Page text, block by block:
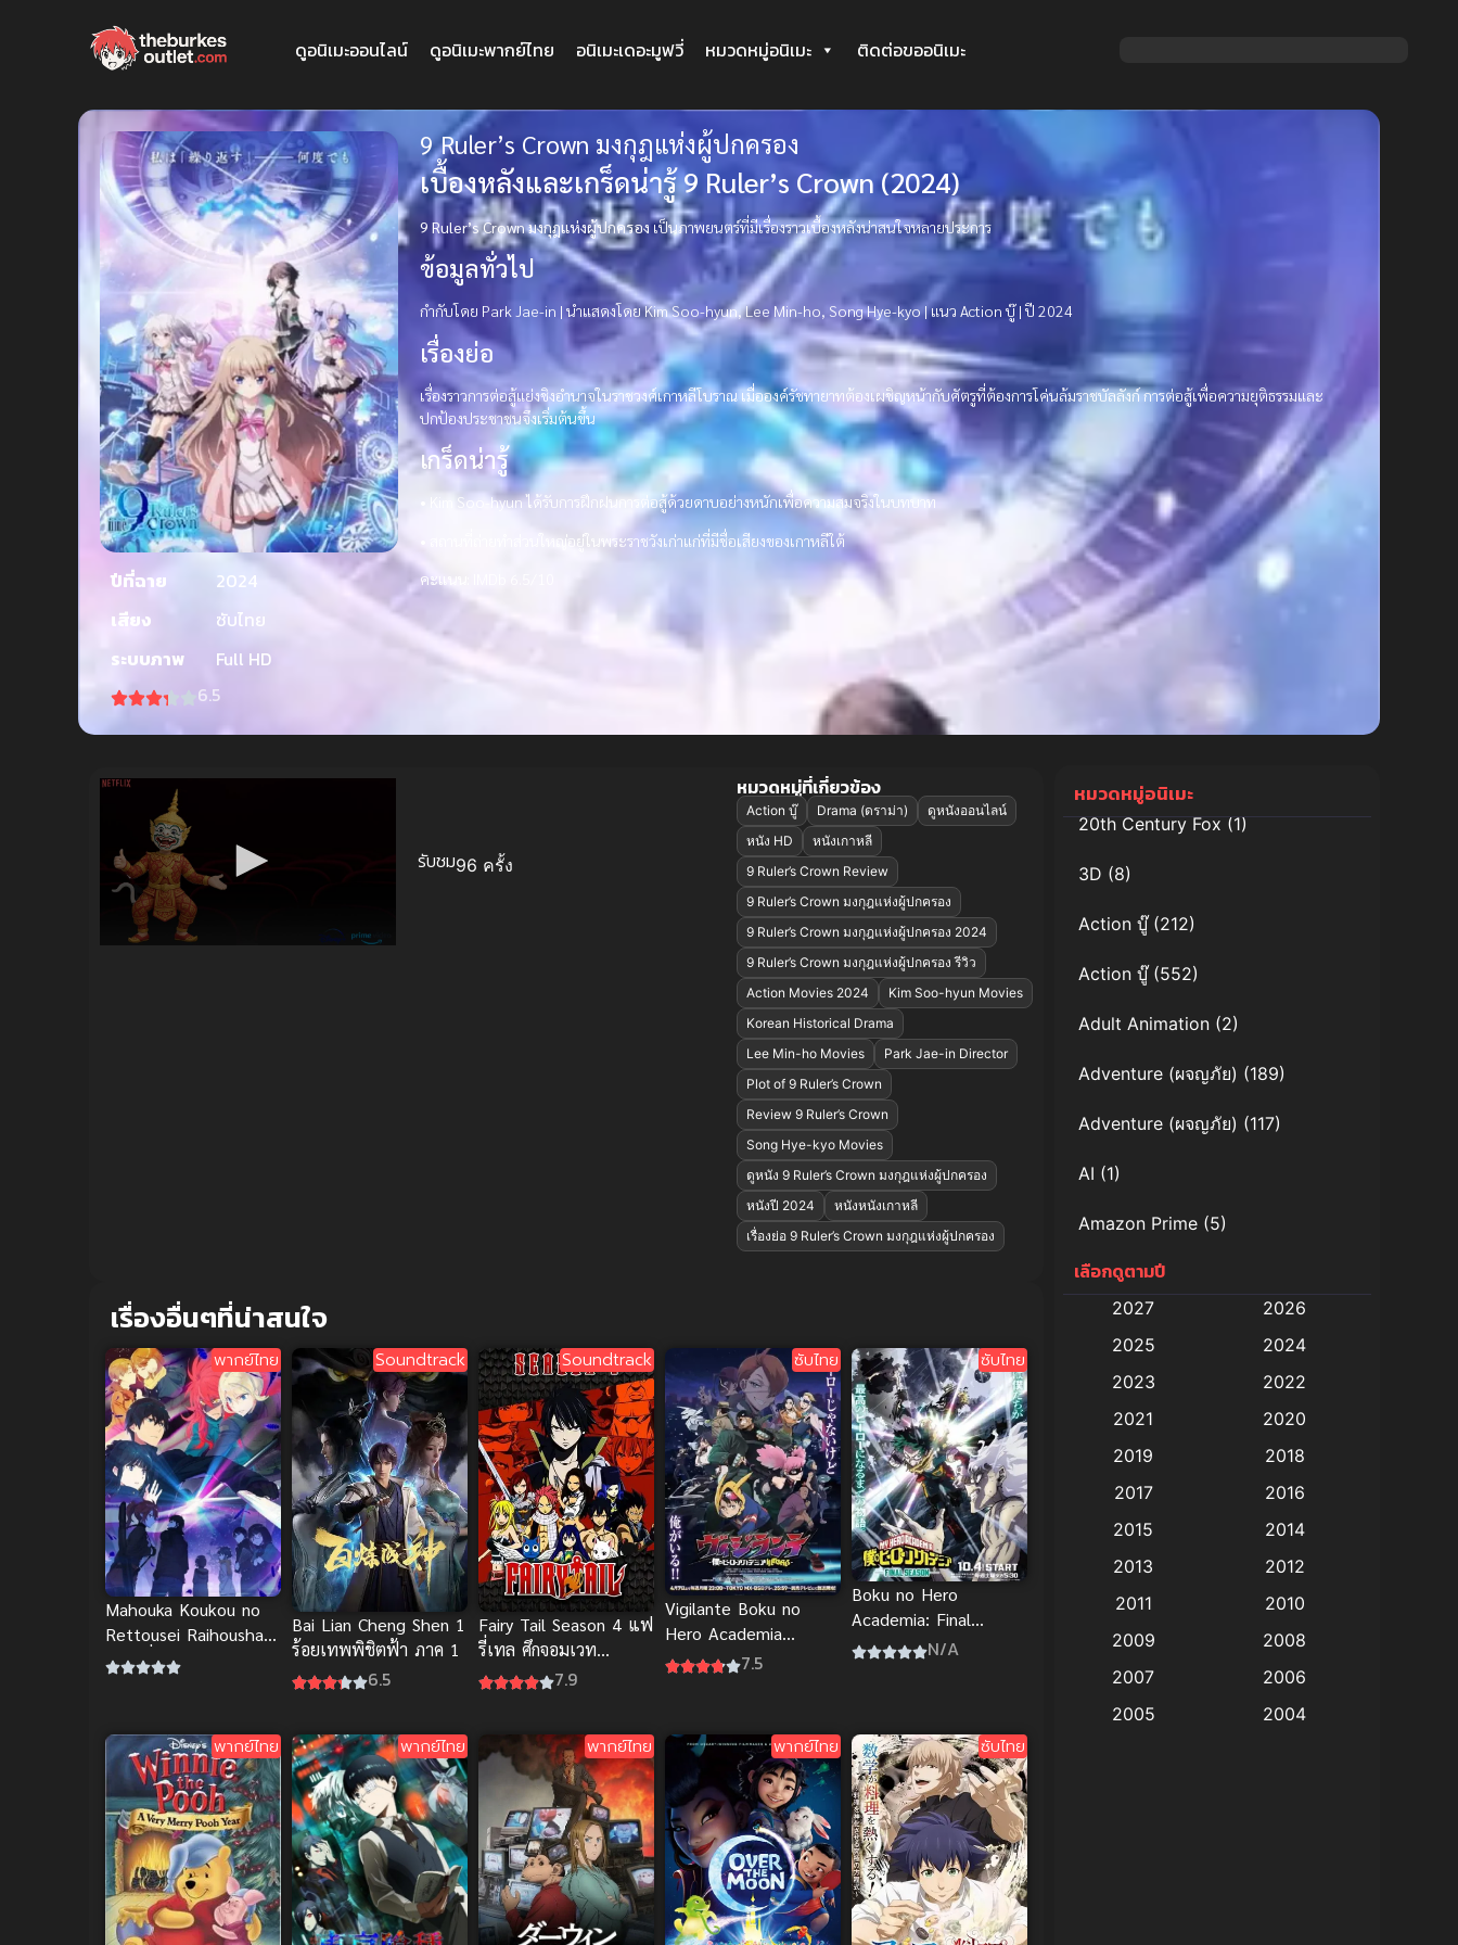
ดูอนิเมะออนไลน์ ดูอนิเมะพากย์ไทย อนิเมะเดอะมูฟวี่ หมวดหมู่อนิเมะ ติดต่อขออนิเมะ
ปีที่ฉาย
2024
เสียง
ซับไทย
ระบบภาพ
Full HD
6.5
9 Ruler’s Crown มงกุฎแห่งผู้ปกครอง
เบื้องหลังและเกร็ดน่ารู้ 9 Ruler’s Crown (2024)
9 Ruler’s Crown มงกุฎแห่งผู้ปกครองเป็นภาพยนตร์ที่มีเรื่องราวเบื้องหลังน่าสนใจหลายประการ
ข้อมูลทั่วไป
กำกับโดย Park Jae-in | นำแสดงโดย Kim Soo-hyun, Lee Min-ho, Song Hye-kyo | แนว Action บู๊ | ปี 2024
เรื่องย่อ
เรื่องราวการต่อสู้แย่งชิงอำนาจในราชวงศ์เกาหลีโบราณ เมื่อองค์รัชทายาทต้องเผชิญหน้ากับศัตรูที่ต้องการโค่นล้มราชบัลลังก์ การต่อสู้เพื่อความยุติธรรมและ
ปกป้องประชาชนจึงเริ่มต้นขึ้น
เกร็ดน่ารู้
• Kim Soo-hyun ได้รับการฝึกฝนการต่อสู้ด้วยดาบอย่างหนักเพื่อความสมจริงในบทบาท
• สถานที่ถ่ายทำส่วนใหญ่อยู่ในพระราชวังเก่าแก่ที่มีชื่อเสียงของเกาหลีใต้
คะแนน:
รับชม96 ครั้ง
หมวดหมู่ที่เกี่ยวข้อง
Action บู๊ Drama (ดราม่า)
ดูหนังออนไลน์
หนัง HD
หนังเกาหลี
9 Ruler’s Crown Review
9 Ruler’s Crown มงกุฎแห่งผู้ปกครอง
9 Ruler’s Crown มงกุฎแห่งผู้ปกครอง 2024
9 Ruler’s Crown มงกุฎแห่งผู้ปกครอง รีวิว
Action Movies 2024
Kim Soo-hyun Movies
Korean Historical Drama
Lee Min-ho Movies
Park Jae-in Director
Plot of 9 Ruler’s Crown
Review 9 Ruler’s Crown
Song Hye-kyo Movies
ดูหนัง 9 Ruler’s Crown มงกุฎแห่งผู้ปกครอง
หนังปี 2024
หนังหนังเกาหลี
เรื่องย่อ 9 Ruler’s Crown มงกุฎแห่งผู้ปกครอง
เรื่องอื่นๆที่น่าสนใจ
พากย์ไทย
Mahouka Koukou no
Rettousei Raihousha-
hen พี่น้องปริศนา
Rettousei Raihousha-
hen พี่น้องปริศนา
โรงเรียนมหาเวท ภาค 2
Soundtrack
Bai Lian Cheng Shen 1
ร้อยเทพพิชิตฟ้า ภาค 1
6.5
Soundtrack
Fairy Tail Season 4 แฟ
รี่เทล ศึกจอมเวท
อภินิหาร ภาค 4
7.9
ซับไทย
Vigilante Boku no
Hero Academia
Illegals วิจิลันเต ซับไทย
7.5
ซับไทย
Boku no Hero
Academia: Final
Season มายฮีโร่ อคาเด
N/A
พากย์ไทย พากย์ไทย พากย์ไทย พากย์ไทย ซับไทย
หมวดหมู่อนิเมะ
20th Century Fox(1)
3D (8)
Action บู๊(212)
Action บู๊(552)
Adult Animation (2)
Adventure (ผจญภัย) (189)
Adventure (ผจญภัย) (117)
AI (1)
Amazon Prime (5)
Anal (ประตูหลัง)
Animation การ์ตูน
Animation อนิเมะ
Animation แอนิเมชัน (19)
anime(9)
Big tits (นมใหญ่)
Bitch (ผู้หญิงร่าน)
เลือกดูตามปี
2027
2026
2025
2024
2023
2022
2021
2020
2019
2018
2017
2016
2015
2014
2013
2012
2011
2010
2009
2008
2007
2006
2005
2004